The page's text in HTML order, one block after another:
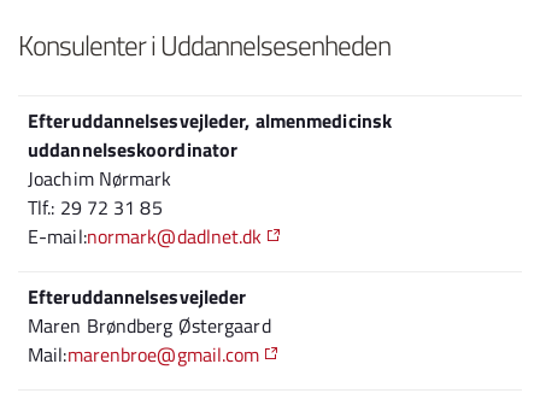
Konsulenter i Uddannelsesenheden
Efteruddannelsesvejleder, almenmedicinsk
uddannelseskoordinator
Joachim Nørmark
Tlf.: 29 72 31 85
E-mail:normark@dadlnet.dk
Efteruddannelsesvejleder
Maren Brøndberg Østergaard
Mail:marenbroe@gmail.com